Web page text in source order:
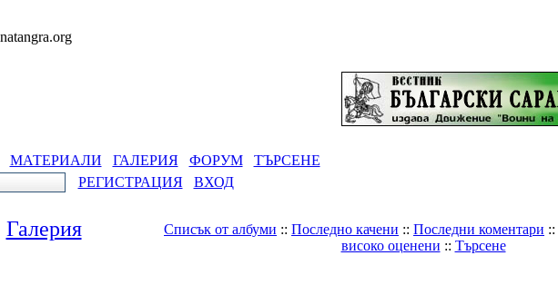
МАТЕРИАЛИ ГАЛЕРИЯ ФОРУМ
ТЪРСЕНЕ
РЕГИСТРАЦИЯ
ВХОД
Галерия Списък от албуми :: Последно качени :: Последни коментари ::
високо оценени :: Търсене